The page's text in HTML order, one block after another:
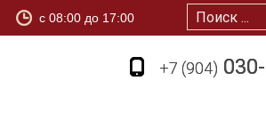
c 08:00 до 17:00
+7 (904)
+7 (904)